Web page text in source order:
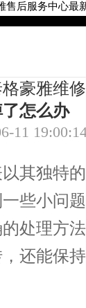
售后服务中心最
街1号东方广场
豪雅维
怎么办
11
独特的
些小问
处理方
还能保持